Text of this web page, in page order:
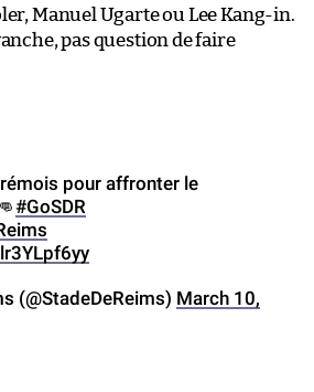
Manuel Ugarte ou Lee Kang-in.
pas question de faire
pour affronter le
#GoSDR
(@StadeDeReims) March 10,